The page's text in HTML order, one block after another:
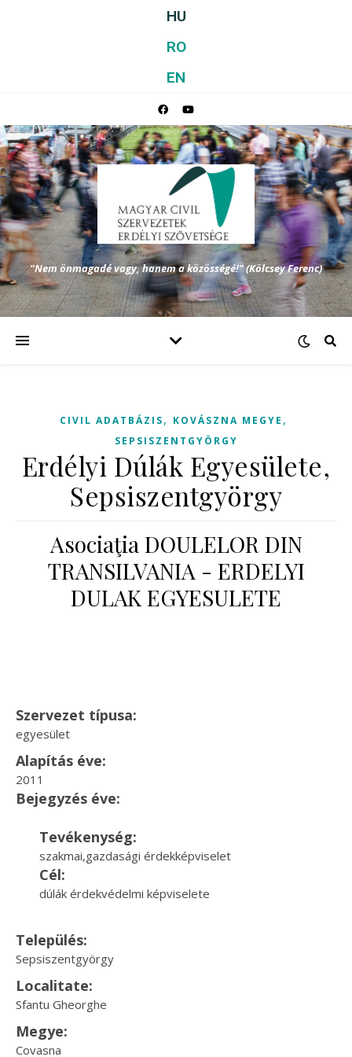
HU
RO
EN
"Nem önmagadé vagy, hanem a közösségé!" (Kölcsey Ferenc)
CIVIL ADATBÁZIS, KOVÁSZNA MEGYE ,
SEPSISZENTGYÖRGY
Erdélyi Dúlák Egyesülete,
Sepsiszentgyörgy
Asociaţia DOULELOR DIN
TRANSILVANIA - ERDELYI
DULAK EGYESULETE
Szervezet típusa:
egyesület
Alapítás éve:
2011
Bejegyzés éve:
Tevékenység:
szakmai,gazdasági érdekképviselet
Cél:
dúlák érdekvédelmi képviselete
Település:
Sepsiszentgyörgy
Localitate:
Sfantu Gheorghe
Megye:
Covasna